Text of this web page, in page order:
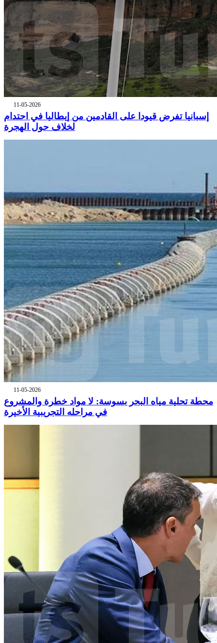
11-05-2026
إسبانيا تفرض قيودا على القادمين من إيطاليا في احتدام
لخلاف حول الهجرة
11-05-2026
محطة تحلية مياه البحر بسوسة: لا مواد خطرة والمشروع
في مراحله التجريبية الأخيرة